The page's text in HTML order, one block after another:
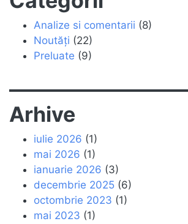
Analize si comentarii (8)
Noutăți (22)
Preluate (9)
Arhive
iulie 2026 (1)
mai 2026 (1)
ianuarie 2026 (3)
decembrie 2025 (6)
octombrie 2023 (1)
mai 2023 (1)